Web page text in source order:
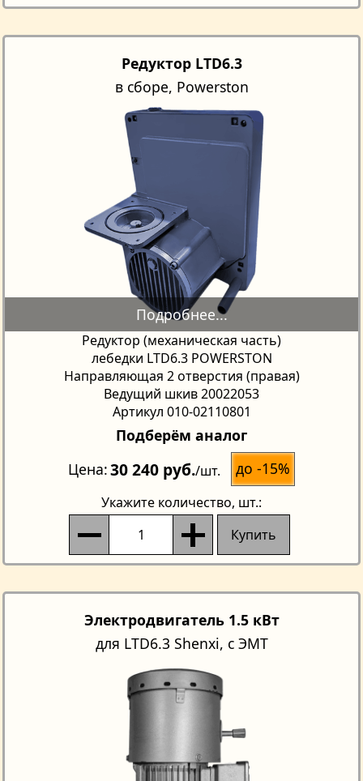
Редуктор LTD6.3
в сборе, Powerston
Редуктор (механическая часть)
лебедки LTD6.3 POWERSTON
Направляющая 2 отверстия (правая)
Ведущий шкив 20022053
Артикул 010-02110801
Подберём аналог
Цена 30 240 руб./шт. до -15%
Укажите количество, шт.:
Купить
Электродвигатель 1.5 кВт
для LTD6.3 Shenxi, с ЭМТ